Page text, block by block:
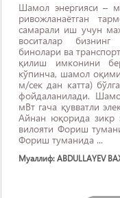
Шамол энергияси –
ривожланаётган
самарали иш учун
воситалар
бинолари ва
қилиш имконини
кўпинча, шамол
м/сек дан катта)
фойдаланилади.
мВт гача қувватли
Aйнан юқорида зикр
вилояти Фориш
Фориш туманида ...
Муаллиф: ABDULLAYEV